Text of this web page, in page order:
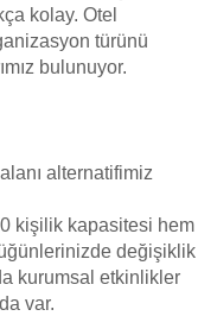
kolay. Otel
türünü
bulunuyor.
alternatifimiz
kişilik kapasitesi hem
değişiklik
kurumsal etkinlikler
var.